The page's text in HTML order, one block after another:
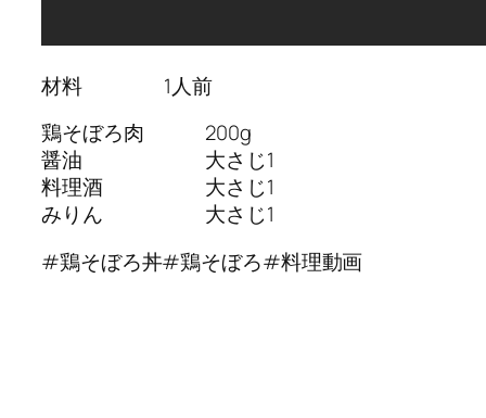
材料 1人前
鶏そぼろ肉 200g
醤油 大さじ1
料理酒 大さじ1
みりん 大さじ1
#鶏そぼろ丼#鶏そぼろ#料理動画